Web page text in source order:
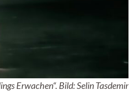
Erwachen“. Bild: Selin Tasdemir